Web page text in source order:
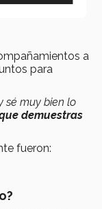
a
para
sé muy bien lo
demuestras
fueron: